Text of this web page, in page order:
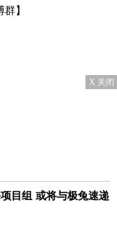
群】
X 关闭
目组 或将与极兔速递